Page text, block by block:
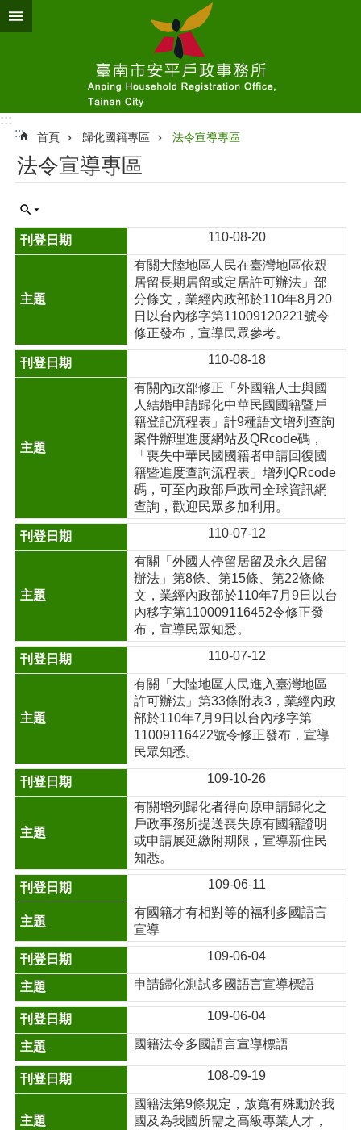
跳到主要內容區塊
:::
:::
首頁 歸化國籍專區 法令宣導專區
法令宣導專區
110-08-20
有關大陸地區人民在臺灣地區依親
居留長期居留或定居許可辦法」部
分條文，業經內政部於110年8月20
日以台內移字第11009120221號令
修正發布，宣導民眾參考。
110-08-18
有關內政部修正「外國籍人士與國
人結婚申請歸化中華民國國籍暨戶
籍登記流程表」計9種語文增列查詢
案件辦理進度網站及QRcode碼，
「喪失中華民國國籍者申請回復國
籍暨進度查詢流程表」增列QRcode
碼，可至內政部戶政司全球資訊網
查詢，歡迎民眾多加利用。
110-07-12
有關「外國人停留居留及永久居留
辦法」第8條、第15條、第22條條
文，業經內政部於110年7月9日以台
內移字第110009116452令修正發
布，宣導民眾知悉。
110-07-12
有關「大陸地區人民進入臺灣地區
許可辦法」第33條附表3，業經內政
部於110年7月9日以台內移字第
11009116422號令修正發布，宣導
民眾知悉。
109-10-26
有關增列歸化者得向原申請歸化之
戶政事務所提送喪失原有國籍證明
或申請展延繳附期限，宣導新住民
知悉。
109-06-11
有國籍才有相對等的福利多國語言
宣導
109-06-04
申請歸化測試多國語言宣導標語
109-06-04
國籍法令多國語言宣導標語
108-09-19
國籍法第9條規定，放寬有殊勳於我
國及為我國所需之高級專業人才，